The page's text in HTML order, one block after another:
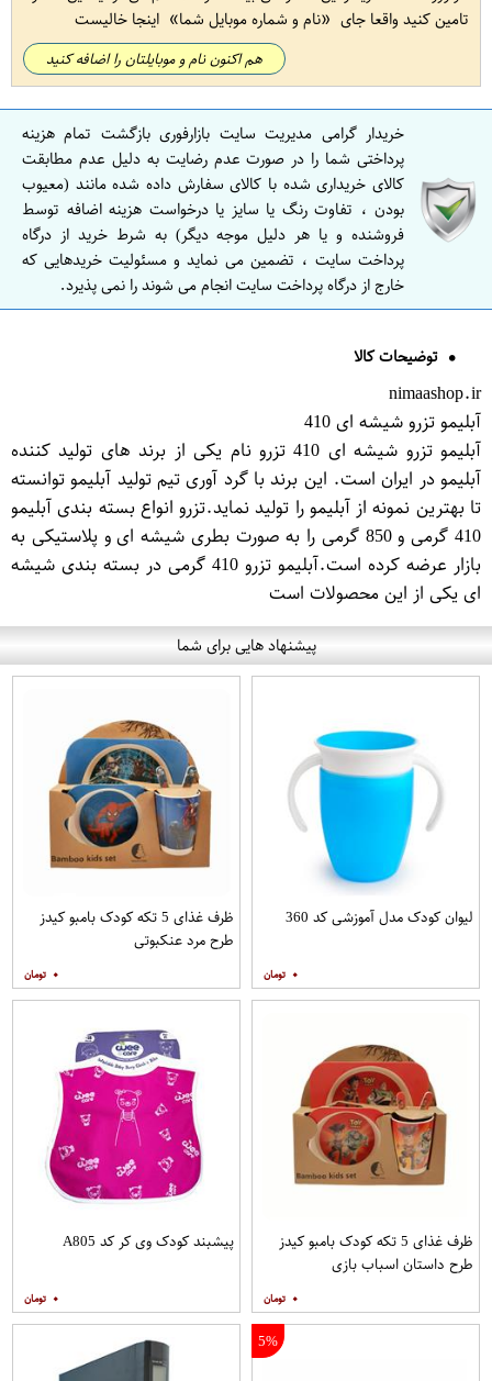
تامین کنید واقعا جای
نام و شماره موبایل شما اینجا خالیست
هم اکنون نام و موبایلتان را اضافه کنید
خریدار گرامی مدیریت سایت بازارفوری بازگشت تمام هزینه
پرداختی شما را در صورت عدم رضایت به دلیل عدم مطابقت
کالای خریداری شده با کالای سفارش داده شده مانند (معیوب
بودن ، تفاوت رنگ یا سایز یا درخواست هزینه اضافه توسط
فروشنده و یا هر دلیل موجه دیگر) به شرط خرید از درگاه
پرداخت سایت ، تضمین می نماید و مسئولیت خریدهایی که
خارج از درگاه پرداخت سایت انجام می شوند را نمی پذیرد.
توضیحات کالا
nimaashop.ir
آبلیمو تزرو شیشه ای 410
آبلیمو تزرو شیشه ای 410 تزرو نام یکی از برند های تولید کننده
آبلیمو در ایران است. این برند با گرد آوری تیم تولید آبلیمو توانسته
تا بهترین نمونه از آبلیمو را تولید نماید.تزرو انواع بسته بندی آبلیمو
410 گرمی و 850 گرمی را به صورت بطری شیشه ای و پلاستیکی به
بازار عرضه کرده است.آبلیمو تزرو 410 گرمی در بسته بندی شیشه
ای یکی از این محصولات است
پیشنهاد هایی برای شما
لیوان کودک مدل آموزشی کد 360
۰
ظرف غذای 5 تکه کودک بامبو کیدز
طرح مرد عنکبوتی
۰
ظرف غذای 5 تکه کودک بامبو کیدز
طرح داستان اسباب بازی
۰
پیشبند کودک وی کر کد A805
۰
5%